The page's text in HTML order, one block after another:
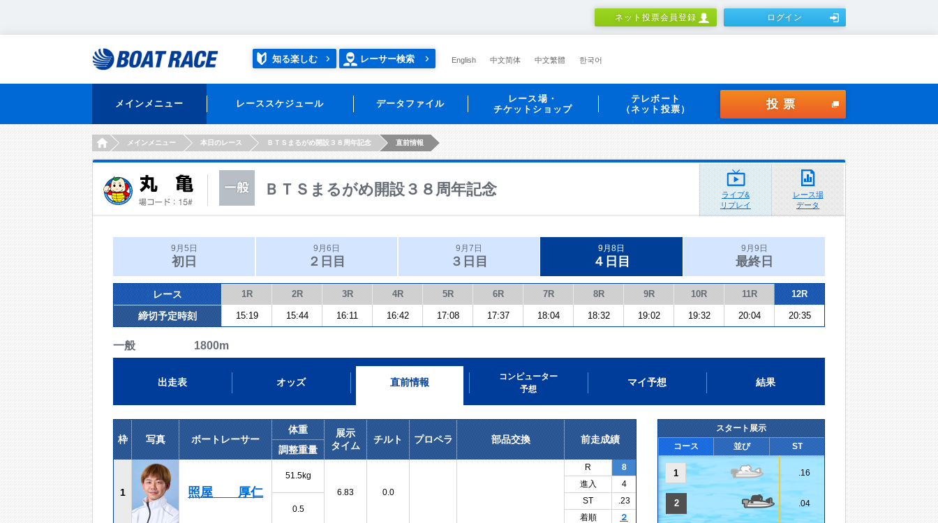
ネット投票会員登録 ログイン
知る楽しむ レーサー検索 English 中文简体 中文繁體 한국어
メインメニュー レーススケジュール データファイル
レース場・
チケットショップ
テレボート
（ネット投票）
投票
HOMEメインメニュー 本日のレース ＢＴＳまるがめ開設３８周年記念 直前情報
ＢＴＳまるがめ開設３８周年記念
ライブ&
リプレイ
レース場
データ
9月5日
初日
9月6日
２日目
9月7日
３日目
9月8日
４日目
9月9日
最終日
レース 1R 2R 3R 4R 5R 6R 7R 8R 9R 10R 11R 12R
締切予定時刻 15:19 15:44 16:11 16:42 17:08 17:37 18:04 18:32 19:02 19:32 20:04 20:35
一般 1800m
出走表 オッズ 直前情報
コンピューター
予想
マイ予想 結果
枠 写真 ボートレーサー
体重
展示
タイム
チルト プロペラ 部品交換
前走成績
調整重量
1 照屋 厚仁
51.5kg
6.83
0.0
R
8
進入
4
0.5
ST
.23
着順
２
スタート展示
コース
並び ST
1 .16
2 .04